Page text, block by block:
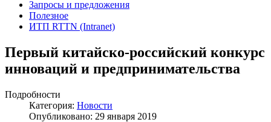
Запросы и предложения
Полезное
ИТП RTTN (Intranet)
Первый китайско-российский конкурс
инноваций и предпринимательства
Подробности
Категория: Новости
Опубликовано: 29 января 2019